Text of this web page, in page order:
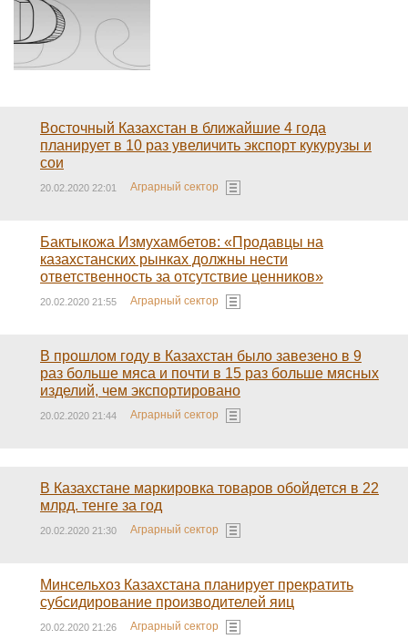
Восточный Казахстан в ближайшие 4 года
планирует в 10 раз увеличить экспорт кукурузы и
сои
20.02.2020 22:01 Аграрный сектор
Бактыкожа Измухамбетов: «Продавцы на
казахстанских рынках должны нести
ответственность за отсутствие ценников»
20.02.2020 21:55 Аграрный сектор
В прошлом году в Казахстан было завезено в 9
раз больше мяса и почти в 15 раз больше мясных
изделий, чем экспортировано
20.02.2020 21:44 Аграрный сектор
В Казахстане маркировка товаров обойдется в 22
млрд. тенге за год
20.02.2020 21:30 Аграрный сектор
Минсельхоз Казахстана планирует прекратить
субсидирование производителей яиц
20.02.2020 21:26 Аграрный сектор